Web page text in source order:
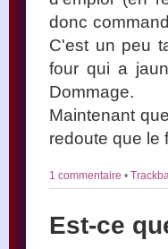
donc
C'est un peu
four qui a
Dommage.
Maintenant
redoute que le
1 commentaire •
Est-ce